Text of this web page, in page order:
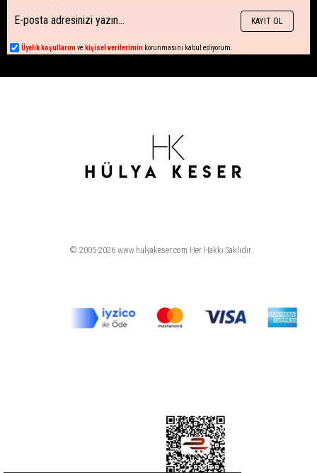
KAYIT OL
Üyelik koşullarını ve kişisel verilerimin korunmasını kabul ediyorum.
© 2005-2026 www.hulyakeser.com Her Hakkı Saklıdır.